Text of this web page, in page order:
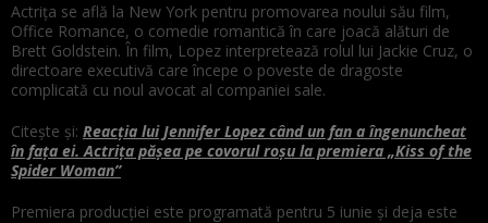
Actrița se află la New York pentru promovarea noului său film,
Office Romance, o comedie romantică în care joacă alături de
Brett Goldstein. În film, Lopez interpretează rolul lui Jackie Cruz, o
directoare executivă care începe o poveste de dragoste
complicată cu noul avocat al companiei sale.
Citește și: Reacția lui Jennifer Lopez când un fan a îngenuncheat
în fața ei. Actrița pășea pe covorul roșu la premiera „Kiss of the
Spider Woman”
Premiera producției este programată pentru 5 iunie și deja este